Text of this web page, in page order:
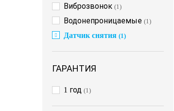
Виброзвонок (1)
Водонепроницаемые (1)
Датчик снятия (1)
ГАРАНТИЯ
1 год (1)